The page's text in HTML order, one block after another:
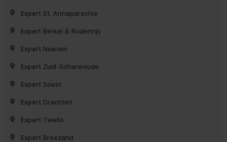
Expert St. Annaparochie
Expert Berkel & Rodenrijs
Expert Nuenen
Expert Zuid-Scharwoude
Expert Soest
Expert Drachten
Expert Twello
Expert Breezand